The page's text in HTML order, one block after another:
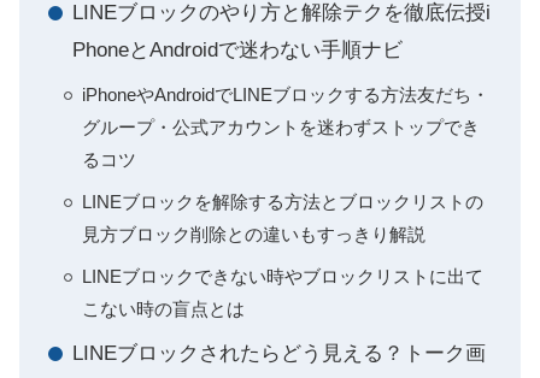
LINEブロックのやり方と解除テクを徹底伝授i
PhoneとAndroidで迷わない手順ナビ
iPhoneやAndroidでLINEブロックする方法友だち・
グループ・公式アカウントを迷わずストップでき
るコツ
LINEブロックを解除する方法とブロックリストの
見方ブロック削除との違いもすっきり解説
LINEブロックできない時やブロックリストに出て
こない時の盲点とは
LINEブロックされたらどう見える？トーク画